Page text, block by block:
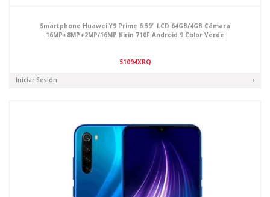
Smartphone Huawei Y9 Prime 6.59" LCD 64GB/4GB Cámara
16MP+8MP+2MP/16MP Kirin 710F Android 9 Color Verde
51094XRQ
Iniciar Sesión ›